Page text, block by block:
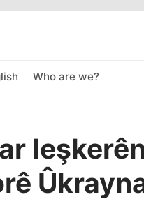
Who are we?
leşkerên